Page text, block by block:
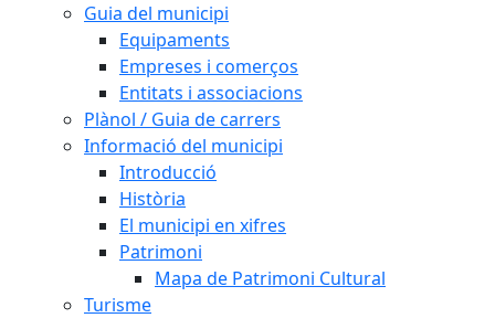
Guia del municipi
Equipaments
Empreses i comerços
Entitats i associacions
Plànol / Guia de carrers
Informació del municipi
Introducció
Història
El municipi en xifres
Patrimoni
Mapa de Patrimoni Cultural
Turisme